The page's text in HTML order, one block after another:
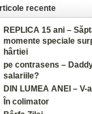
recente
REPLICA 15 ani –
momente speciale
hârtiei
pe contrasens –
salariile?
DIN LUMEA ANEI – V-
În colimator